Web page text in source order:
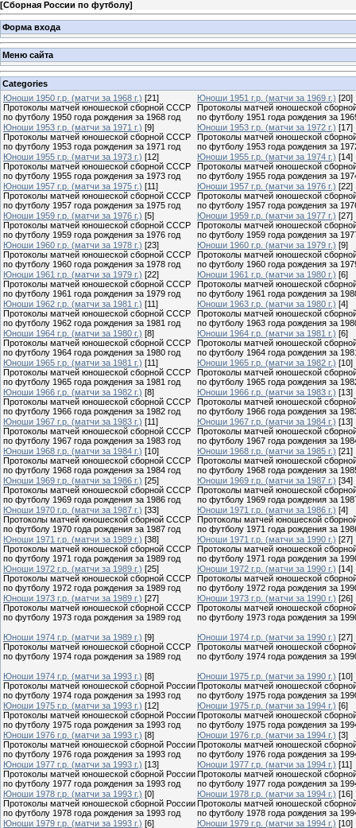
[Сборная России по футболу]
Форма входа
Меню сайта
Categories
Юноши 1950 г.р. (матчи за 1968 г.) [21]
Протоколы матчей юношеской сборной СССР
по футболу 1950 года рождения за 1968 год
Юноши 1951 г.р. (матчи за 1969 г.) [20]
Протоколы матчей юношеской
по футболу 1951 года рождения за
Юноши 1953 г.р. (матчи за 1971 г.) [9]
Протоколы матчей юношеской сборной СССР
по футболу 1953 года рождения за 1971 год
Юноши 1953 г.р. (матчи за 1972 г.) [17]
Протоколы матчей юношеской
по футболу 1953 года рождения за
Юноши 1955 г.р. (матчи за 1973 г.) [12]
Протоколы матчей юношеской сборной СССР
по футболу 1955 года рождения за 1973 год
Юноши 1955 г.р. (матчи за 1974 г.) [14]
Протоколы матчей юношеской
по футболу 1955 года рождения за
Юноши 1957 г.р. (матчи за 1975 г.) [11]
Протоколы матчей юношеской сборной СССР
по футболу 1957 года рождения за 1975 год
Юноши 1957 г.р. (матчи за 1976 г.) [22]
Протоколы матчей юношеской
по футболу 1957 года рождения за
Юноши 1959 г.р. (матчи за 1976 г.) [5]
Протоколы матчей юношеской сборной СССР
по футболу 1959 года рождения за 1976 год
Юноши 1959 г.р. (матчи за 1977 г.) [27]
Протоколы матчей юношеской
по футболу 1959 года рождения за
Юноши 1960 г.р. (матчи за 1978 г.) [23]
Протоколы матчей юношеской сборной СССР
по футболу 1960 года рождения за 1978 год
Юноши 1960 г.р. (матчи за 1979 г.) [9]
Протоколы матчей юношеской
по футболу 1960 года рождения за
Юноши 1961 г.р. (матчи за 1979 г.) [22]
Протоколы матчей юношеской сборной СССР
по футболу 1961 года рождения за 1979 год
Юноши 1961 г.р. (матчи за 1980 г.) [6]
Протоколы матчей юношеской
по футболу 1961 года рождения за
Юноши 1962 г.р. (матчи за 1981 г.) [11]
Протоколы матчей юношеской сборной СССР
по футболу 1962 года рождения за 1981 год
Юноши 1963 г.р. (матчи за 1980 г.) [4]
Протоколы матчей юношеской
по футболу 1963 года рождения за
Юноши 1964 г.р. (матчи за 1980 г.) [8]
Протоколы матчей юношеской сборной СССР
по футболу 1964 года рождения за 1980 год
Юноши 1964 г.р. (матчи за 1981 г.) [6]
Протоколы матчей юношеской
по футболу 1964 года рождения за
Юноши 1965 г.р. (матчи за 1981 г.) [11]
Протоколы матчей юношеской сборной СССР
по футболу 1965 года рождения за 1981 год
Юноши 1965 г.р. (матчи за 1982 г.) [10]
Протоколы матчей юношеской
по футболу 1965 года рождения за
Юноши 1966 г.р. (матчи за 1982 г.) [8]
Протоколы матчей юношеской сборной СССР
по футболу 1966 года рождения за 1982 год
Юноши 1966 г.р. (матчи за 1983 г.) [13]
Протоколы матчей юношеской
по футболу 1966 года рождения за
Юноши 1967 г.р. (матчи за 1983 г.) [11]
Протоколы матчей юношеской сборной СССР
по футболу 1967 года рождения за 1983 год
Юноши 1967 г.р. (матчи за 1984 г.) [13]
Протоколы матчей юношеской
по футболу 1967 года рождения за
Юноши 1968 г.р. (матчи за 1984 г.) [10]
Протоколы матчей юношеской сборной СССР
по футболу 1968 года рождения за 1984 год
Юноши 1968 г.р. (матчи за 1985 г.) [21]
Протоколы матчей юношеской
по футболу 1968 года рождения за
Юноши 1969 г.р. (матчи за 1986 г.) [25]
Протоколы матчей юношеской сборной СССР
по футболу 1969 года рождения за 1986 год
Юноши 1969 г.р. (матчи за 1987 г.) [34]
Протоколы матчей юношеской
по футболу 1969 года рождения за
Юноши 1970 г.р. (матчи за 1987 г.) [33]
Протоколы матчей юношеской сборной СССР
по футболу 1970 года рождения за 1987 год
Юноши 1971 г.р. (матчи за 1986 г.) [4]
Протоколы матчей юношеской
по футболу 1971 года рождения за
Юноши 1971 г.р. (матчи за 1989 г.) [38]
Протоколы матчей юношеской сборной СССР
по футболу 1971 года рождения за 1989 год
Юноши 1971 г.р. (матчи за 1990 г.) [27]
Протоколы матчей юношеской
по футболу 1971 года рождения за
Юноши 1972 г.р. (матчи за 1989 г.) [25]
Протоколы матчей юношеской сборной СССР
по футболу 1972 года рождения за 1989 год
Юноши 1972 г.р. (матчи за 1990 г.) [14]
Протоколы матчей юношеской
по футболу 1972 года рождения за
Юноши 1973 г.р. (матчи за 1989 г.) [27]
Протоколы матчей юношеской сборной СССР
по футболу 1973 года рождения за 1989 год
Юноши 1973 г.р. (матчи за 1990 г.) [26]
Протоколы матчей юношеской
по футболу 1973 года рождения за
Юноши 1974 г.р. (матчи за 1989 г.) [9]
Протоколы матчей юношеской сборной СССР
по футболу 1974 года рождения за 1989 год
Юноши 1974 г.р. (матчи за 1990 г.) [27]
Протоколы матчей юношеской
по футболу 1974 года рождения за
Юноши 1974 г.р. (матчи за 1993 г.) [8]
Протоколы матчей юношеской сборной России
по футболу 1974 года рождения за 1993 год
Юноши 1975 г.р. (матчи за 1990 г.) [10]
Протоколы матчей юношеской
по футболу 1975 года рождения за
Юноши 1975 г.р. (матчи за 1993 г.) [12]
Протоколы матчей юношеской сборной России
по футболу 1975 года рождения за 1993 год
Юноши 1975 г.р. (матчи за 1994 г.) [6]
Протоколы матчей юношеской
по футболу 1975 года рождения за
Юноши 1976 г.р. (матчи за 1993 г.) [8]
Протоколы матчей юношеской сборной России
по футболу 1976 года рождения за 1993 год
Юноши 1976 г.р. (матчи за 1994 г.) [3]
Протоколы матчей юношеской
по футболу 1976 года рождения за
Юноши 1977 г.р. (матчи за 1993 г.) [13]
Протоколы матчей юношеской сборной России
по футболу 1977 года рождения за 1993 год
Юноши 1977 г.р. (матчи за 1994 г.) [11]
Протоколы матчей юношеской
по футболу 1977 года рождения за
Юноши 1978 г.р. (матчи за 1993 г.) [0]
Протоколы матчей юношеской сборной России
по футболу 1978 года рождения за 1993 год
Юноши 1978 г.р. (матчи за 1994 г.) [16]
Протоколы матчей юношеской
по футболу 1978 года рождения за
Юноши 1979 г.р. (матчи за 1993 г.) [6]
Юноши 1979 г.р. (матчи за 1994 г.) [10]